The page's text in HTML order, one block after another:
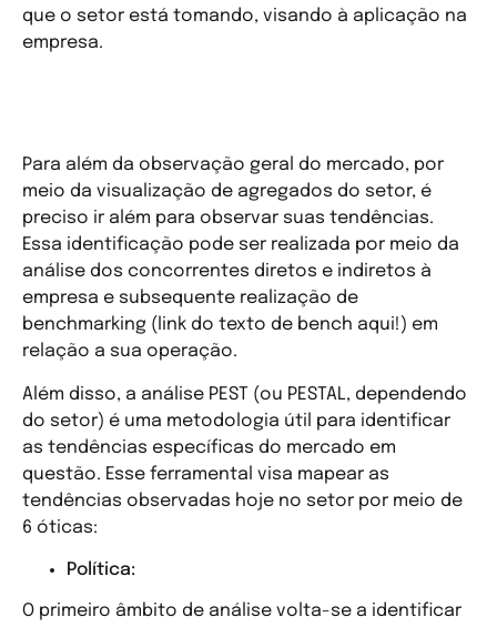
que o setor está tomando, visando à aplicação na
empresa.
Para além da observação geral do mercado, por
meio da visualização de agregados do setor, é
preciso ir além para observar suas tendências.
Essa identificação pode ser realizada por meio da
análise dos concorrentes diretos e indiretos à
empresa e subsequente realização de
benchmarking (link do texto de bench aqui!) em
relação a sua operação.
Além disso, a análise PEST (ou PESTAL, dependendo
do setor) é uma metodologia útil para identificar
as tendências específicas do mercado em
questão. Esse ferramental visa mapear as
tendências observadas hoje no setor por meio de
6 óticas:
Política:
O primeiro âmbito de análise volta-se a identificar